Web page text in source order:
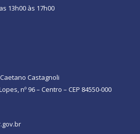
13h00 às 17h00
Castagnoli
nº 96 – Centro – CEP 84550-000